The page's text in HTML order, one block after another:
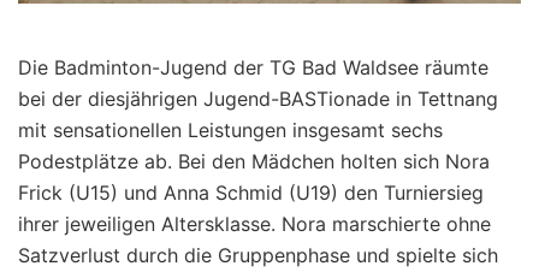
Die Badminton-Jugend der TG Bad Waldsee räumte
bei der diesjährigen Jugend-BASTionade in Tettnang
mit sensationellen Leistungen insgesamt sechs
Podestplätze ab. Bei den Mädchen holten sich Nora
Frick (U15) und Anna Schmid (U19) den Turniersieg
ihrer jeweiligen Altersklasse. Nora marschierte ohne
Satzverlust durch die Gruppenphase und spielte sich